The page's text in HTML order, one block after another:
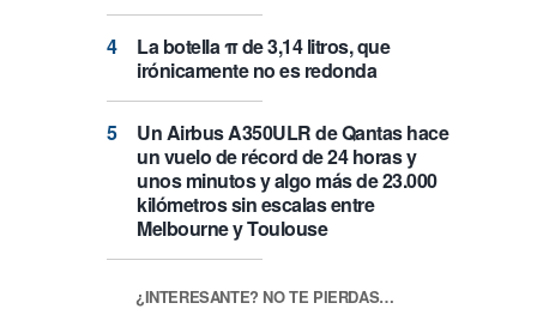
La botella π de 3,14 litros, que
irónicamente no es redonda
Un Airbus A350ULR de Qantas hace
un vuelo de récord de 24 horas y
unos minutos y algo más de 23.000
kilómetros sin escalas entre
Melbourne y Toulouse
¿INTERESANTE? NO TE PIERDAS…